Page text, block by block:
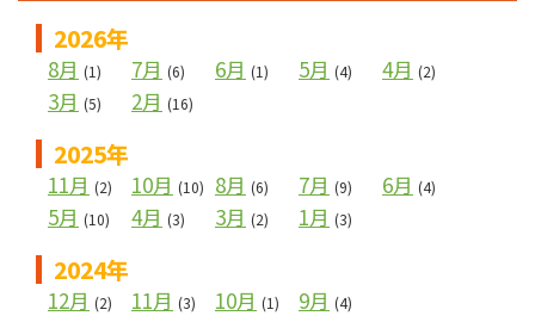
2026年
8月 (1) 7月 (6) 6月 (1) 5月 (4) 4月 (2)
3月 (5) 2月 (16)
2025年
11月 (2) 10月 (10) 8月 (6) 7月 (9) 6月 (4)
5月 (10) 4月 (3) 3月 (2) 1月 (3)
2024年
12月 (2) 11月 (3) 10月 (1) 9月 (4)